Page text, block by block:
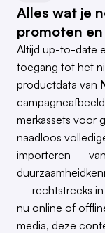
Alles wat je
promoten
Altijd up-to-date
toegang tot het
productdata van
merkassets voor
naadloos
importeren —
— rechtstreeks in
nu online of
media, deze